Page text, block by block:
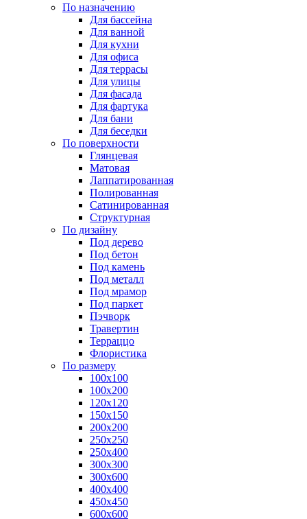
По назначению
Для бассейна
Для ванной
Для кухни
Для офиса
Для террасы
Для улицы
Для фасада
Для фартука
Для бани
Для беседки
По поверхности
Глянцевая
Матовая
Лаппатированная
Полированная
Сатинированная
Структурная
По дизайну
Под дерево
Под бетон
Под камень
Под металл
Под мрамор
Под паркет
Пэчворк
Травертин
Терраццо
Флористика
По размеру
100х100
100х200
120х120
150х150
200х200
250х250
250х400
300х300
300х600
400х400
450х450
600х600